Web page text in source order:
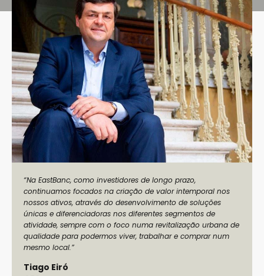
“Na EastBanc, como investidores de longo prazo,
continuamos focados na criação de valor intemporal nos
nossos ativos, através do desenvolvimento de soluções
únicas e diferenciadoras nos diferentes segmentos de
atividade, sempre com o foco numa revitalização urbana de
qualidade para podermos viver, trabalhar e comprar num
mesmo local.”
Tiago Eiró